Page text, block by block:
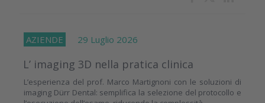
AZIENDE 29 Luglio 2026
L’ imaging 3D nella pratica clinica
L’esperienza del prof. Marco Martignoni con le soluzioni di
imaging Dürr Dental: semplifica la selezione del protocollo e